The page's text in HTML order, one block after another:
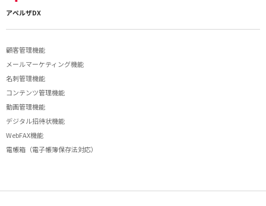
アペルザDX
顧客管理機能
メールマーケティング機能
名刺管理機能
コンテンツ管理機能
動画管理機能
デジタル招待状機能
WebFAX機能
電帳箱（電子帳簿保存法対応）